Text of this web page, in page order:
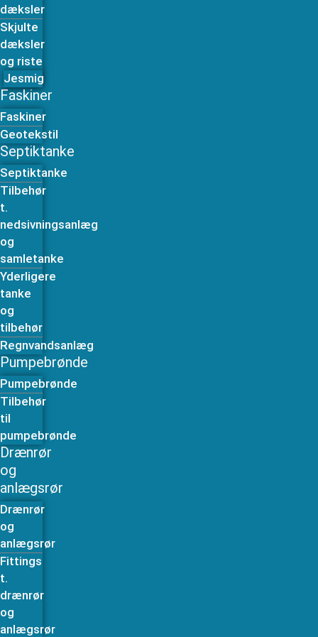
dæksler
Skjulte
dæksler
og riste
Jesmig
Faskiner
Faskiner
Geotekstil
Septiktanke
Septiktanke
Tilbehør
t.
nedsivningsanlæg
og
samletanke
Yderligere
tanke
og
tilbehør
Regnvandsanlæg
Pumpebrønde
Pumpebrønde
Tilbehør
til
pumpebrønde
Drænrør
og
anlægsrør
Drænrør
og
anlægsrør
Fittings
t.
drænrør
og
anlægsrør